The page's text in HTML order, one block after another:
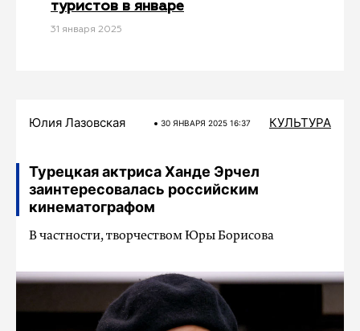
туристов в январе
31 января 2025
Юлия Лазовская 30 ЯНВАРЯ 2025 16:37 КУЛЬТУРА
Турецкая актриса Ханде Эрчел
заинтересовалась российским
кинематографом
В частности, творчеством Юры Борисова